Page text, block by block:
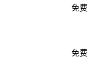
免费
免费